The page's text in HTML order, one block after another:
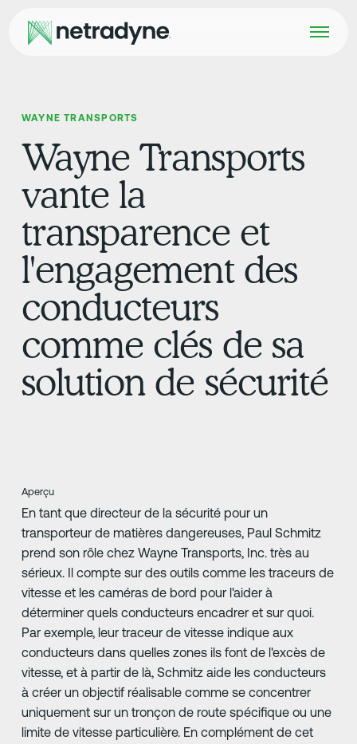
WAYNE TRANSPORTS
Wayne Transports
vante la
transparence et
l'engagement des
conducteurs
comme clés de sa
solution de sécurité
Aperçu
En tant que directeur de la sécurité pour un
transporteur de matières dangereuses, Paul Schmitz
prend son rôle chez Wayne Transports, Inc. très au
sérieux. Il compte sur des outils comme les traceurs de
vitesse et les caméras de bord pour l'aider à
déterminer quels conducteurs encadrer et sur quoi.
Par exemple, leur traceur de vitesse indique aux
conducteurs dans quelles zones ils font de l'excès de
vitesse, et à partir de là, Schmitz aide les conducteurs
à créer un objectif réalisable comme se concentrer
uniquement sur un tronçon de route spécifique ou une
limite de vitesse particulière. En complément de cet